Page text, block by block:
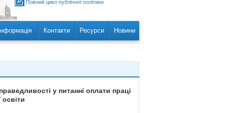
Повний цикл публічної політики
Інформація Контакти Ресурси Новини
у питанні оплати праці
освіти